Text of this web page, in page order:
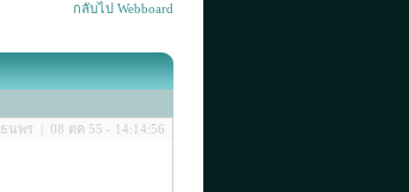
กลับไป Webboard
ธนพร | 08 ตค 55 - 14:14:56